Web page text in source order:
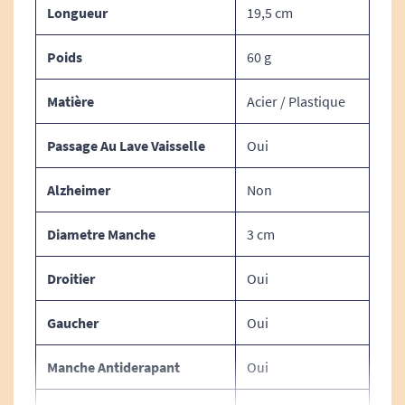
main aux personnes ayant unepréhension
Passe au lave-vaisselle.
Caractéristiques techniques de
la fourchette ergonomique
Queens :
Longueur : 19,5 cm
Longueur 19,5 cm
Poids 60 g
Matière Acier / Plastique
Passage Au Lave Vaisselle Oui
Alzheimer Non
Diametre Manche 3 cm
Droitier Oui
Gaucher Oui
Manche Antiderapant Oui